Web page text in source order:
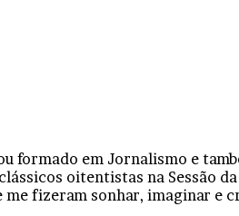
em Jornalismo e
oitentistas na Sessão
fizeram sonhar, imaginar e